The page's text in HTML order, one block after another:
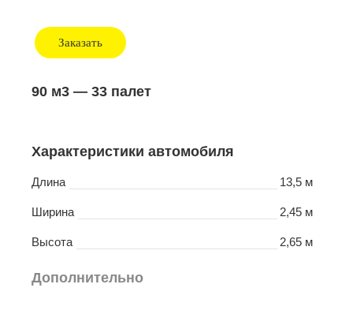
Заказать
90 м3 — 33 палет
Характеристики автомобиля
Длина 13,5 м
Ширина 2,45 м
Высота 2,65 м
Дополнительно